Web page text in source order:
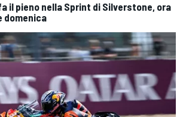
il pieno nella Sprint di Silverstone, ora
domenica